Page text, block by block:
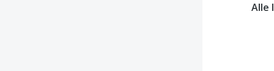
Alle